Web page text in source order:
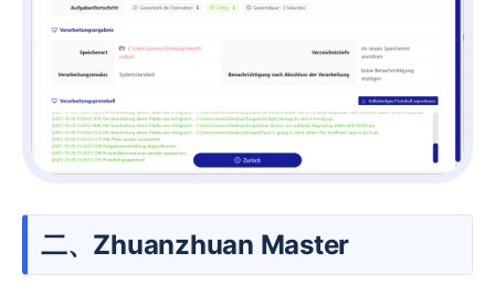
二、Zhuanzhuan Master